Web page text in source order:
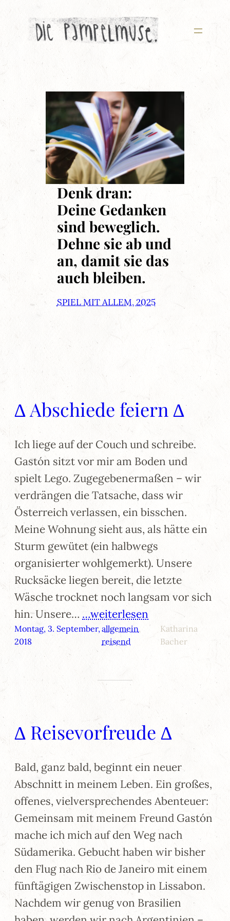
Zum
Inhalt
Denk dran:
Deine Gedanken
sind beweglich.
Dehne sie ab und
an, damit sie das
auch bleiben.
SPIEL MIT ALLEM, 2025
∆ Abschiede feiern ∆
Ich liege auf der Couch und schreibe.
Gastón sitzt vor mir am Boden und
spielt Lego. Zugegebenermaßen – wir
verdrängen die Tatsache, dass wir
Österreich verlassen, ein bisschen.
Meine Wohnung sieht aus, als hätte ein
Sturm gewütet (ein halbwegs
organisierter wohlgemerkt). Unsere
Rucksäcke liegen bereit, die letzte
Wäsche trocknet noch langsam vor sich
hin. Unsere… …weiterlesen
Montag, 3. September,
2018
allgemein
reisend
Katharina
Bacher
∆ Reisevorfreude ∆
Bald, ganz bald, beginnt ein neuer
Abschnitt in meinem Leben. Ein großes,
offenes, vielversprechendes Abenteuer:
Gemeinsam mit meinem Freund Gastón
mache ich mich auf den Weg nach
Südamerika. Gebucht haben wir bisher
den Flug nach Rio de Janeiro mit einem
fünftägigen Zwischenstop in Lissabon.
Nachdem wir genug von Brasilien